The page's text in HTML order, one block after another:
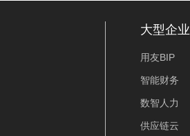
大型企业
用友BIP
智能财务
数智人力
供应链云